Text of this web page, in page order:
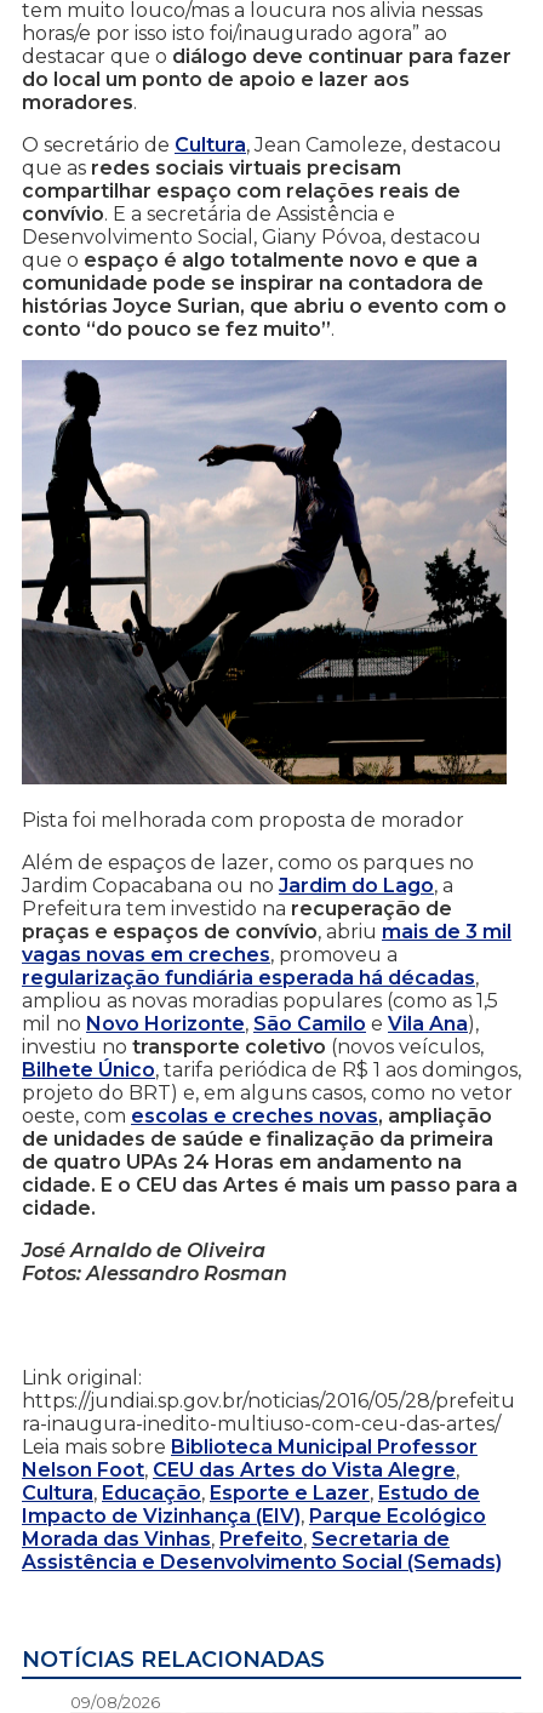
tem muito louco/mas a loucura nos alivia nessas
horas/e por isso isto foi/inaugurado agora” ao
destacar que o diálogo deve continuar para fazer
do local um ponto de apoio e lazer aos
moradores.
O secretário de Cultura, Jean Camoleze, destacou
que as redes sociais virtuais precisam
compartilhar espaço com relações reais de
convívio. E a secretária de Assistência e
Desenvolvimento Social, Giany Póvoa, destacou
que o espaço é algo totalmente novo e que a
comunidade pode se inspirar na contadora de
histórias Joyce Surian, que abriu o evento com o
conto “do pouco se fez muito”.
Pista foi melhorada com proposta de morador
Além de espaços de lazer, como os parques no
Jardim Copacabana ou no Jardim do Lago, a
Prefeitura tem investido na recuperação de
praças e espaços de convívio, abriu mais de 3 mil
vagas novas em creches, promoveu a
regularização fundiária esperada há décadas,
ampliou as novas moradias populares (como as 1,5
mil no Novo Horizonte, São Camilo e Vila Ana),
investiu no transporte coletivo (novos veículos,
Bilhete Único, tarifa periódica de R$ 1 aos domingos,
projeto do BRT) e, em alguns casos, como no vetor
oeste, com escolas e creches novas, ampliação
de unidades de saúde e finalização da primeira
de quatro UPAs 24 Horas em andamento na
cidade. E o CEU das Artes é mais um passo para a
cidade.
José Arnaldo de Oliveira
Fotos: Alessandro Rosman
Link original:
https://jundiai.sp.gov.br/noticias/2016/05/28/prefeitu
ra-inaugura-inedito-multiuso-com-ceu-das-artes/
Leia mais sobre Biblioteca Municipal Professor
Nelson Foot, CEU das Artes do Vista Alegre,
Cultura, Educação, Esporte e Lazer, Estudo de
Impacto de Vizinhança (EIV), Parque Ecológico
Morada das Vinhas, Prefeito, Secretaria de
Assistência e Desenvolvimento Social (Semads)
NOTÍCIAS RELACIONADAS
09/08/2026